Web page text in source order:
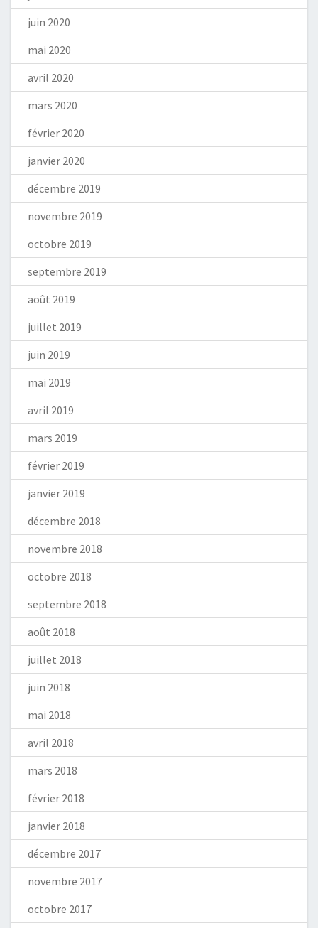
juin 2020
mai 2020
avril 2020
mars 2020
février 2020
janvier 2020
décembre 2019
novembre 2019
octobre 2019
septembre 2019
août 2019
juillet 2019
juin 2019
mai 2019
avril 2019
mars 2019
février 2019
janvier 2019
décembre 2018
novembre 2018
octobre 2018
septembre 2018
août 2018
juillet 2018
juin 2018
mai 2018
avril 2018
mars 2018
février 2018
janvier 2018
décembre 2017
novembre 2017
octobre 2017